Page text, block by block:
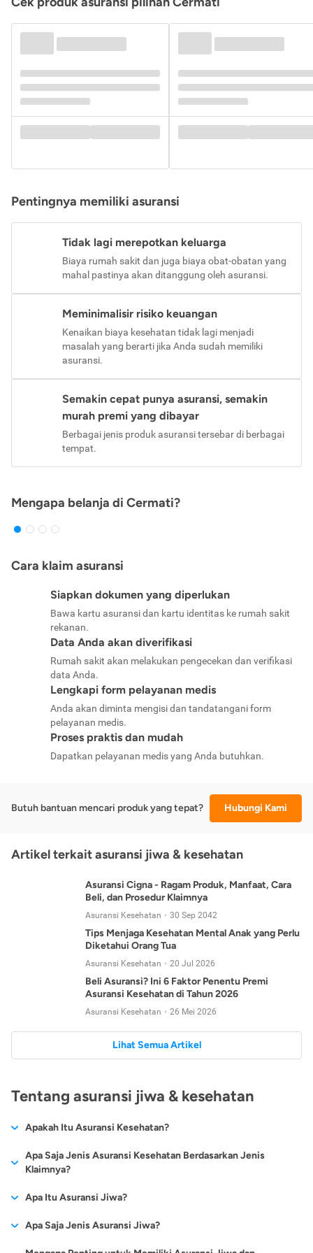
Pentingnya memiliki asuransi
Tidak lagi merepotkan keluarga
Biaya rumah sakit dan juga biaya obat-obatan yang
mahal pastinya akan ditanggung oleh asuransi.
Meminimalisir risiko keuangan
Kenaikan biaya kesehatan tidak lagi menjadi
masalah yang berarti jika Anda sudah memiliki
asuransi.
Semakin cepat punya asuransi, semakin
murah premi yang dibayar
Berbagai jenis produk asuransi tersebar di berbagai
tempat.
Mengapa belanja di Cermati?
Cara klaim asuransi
Siapkan dokumen yang diperlukan
Bawa kartu asuransi dan kartu identitas ke rumah sakit
rekanan.
Data Anda akan diverifikasi
Rumah sakit akan melakukan pengecekan dan verifikasi
data Anda.
Lengkapi form pelayanan medis
Anda akan diminta mengisi dan tandatangani form
pelayanan medis.
Proses praktis dan mudah
Dapatkan pelayanan medis yang Anda butuhkan.
Butuh bantuan mencari produk yang tepat? Hubungi Kami
Artikel terkait asuransi jiwa & kesehatan
Asuransi Cigna - Ragam Produk, Manfaat, Cara
Beli, dan Prosedur Klaimnya
Asuransi Kesehatan 30 Sep 2042
Tips Menjaga Kesehatan Mental Anak yang Perlu
Diketahui Orang Tua
Asuransi Kesehatan 20 Jul 2026
Beli Asuransi? Ini 6 Faktor Penentu Premi
Asuransi Kesehatan di Tahun 2026
Asuransi Kesehatan 26 Mei 2026
Lihat Semua Artikel
Tentang asuransi jiwa & kesehatan
Apakah Itu Asuransi Kesehatan?
Asuransi kesehatan adalah jenis asuransi yang diperuntukkan
untuk memberikan jaminan kesehatan kepada para
Asuransi kesehatan pada umumnya ditawarkan oleh berbagai
mulai dari jaminan rawat inap di rumah sakit, hingga rawat
Apa Saja Jenis Asuransi Kesehatan Berdasarkan Jenis
Klaimnya?
Secara umum, ada 2 jenis asuransi kesehatan yang
Proses klaim dilakukan oleh perusahaan asuransi tanpa
Apa Itu Asuransi Jiwa?
Asuransi jiwa adalah jenis asuransi yang memberikan
Apa Saja Jenis Asuransi Jiwa?
Secara umum, berikut jenis-jenis asuransi jiwa yang tersedia di